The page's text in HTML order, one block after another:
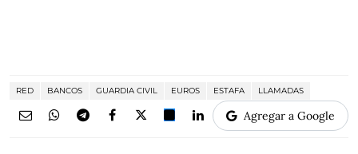
RED BANCOS GUARDIA CIVIL EUROS ESTAFA LLAMADAS
Agregar a Google